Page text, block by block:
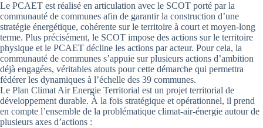
Le PCAET est réalisé en articulation avec le SCOT porté par la
communauté de communes afin de garantir la construction d’une
stratégie énergétique, cohérente sur le territoire à court et moyen-long
terme. Plus précisément, le SCOT impose des actions sur le territoire
physique et le PCAET décline les actions par acteur. Pour cela, la
communauté de communes s’appuie sur plusieurs actions d’ambition
déjà engagées, véritables atouts pour cette démarche qui permettra
fédérer les dynamiques à l’échelle des 39 communes.
Le Plan Climat Air Energie Territorial est un projet territorial de
développement durable. À la fois stratégique et opérationnel, il prend
en compte l’ensemble de la problématique climat-air-énergie autour de
plusieurs axes d’actions :